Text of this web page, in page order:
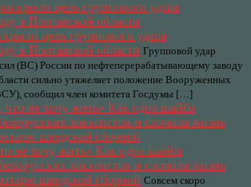
цель группового удара
в Полтавской области Групповой удар
(ВС) России по нефтеперерабатывающему заводу
сильно утяжеляет положение Вооруженных
сообщил член комитета Госдумы […]
не хочу жить» Как одна шайба
хоккеистов и сломала жизнь
шведской сборной Совсем скоро